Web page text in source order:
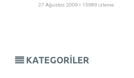
27 Ağustos 2009 15989 izleme
KATEGORİLER